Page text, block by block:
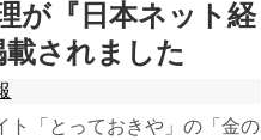
が『日本ネット経
されました
ト「とっておきや」の「金の